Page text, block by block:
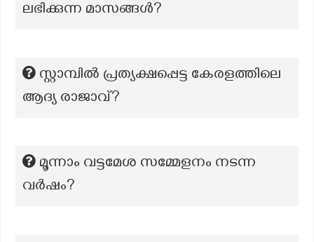
ലഭിക്കുന്ന മാസങ്ങൾ?
സ്റ്റാമ്പിൽ പ്രത്യക്ഷപ്പെട്ട കേരളത്തിലെ
ആദ്യ രാജാവ്?
മൂന്നാം വട്ടമേശ സമ്മേളനം നടന്ന
വർഷം?